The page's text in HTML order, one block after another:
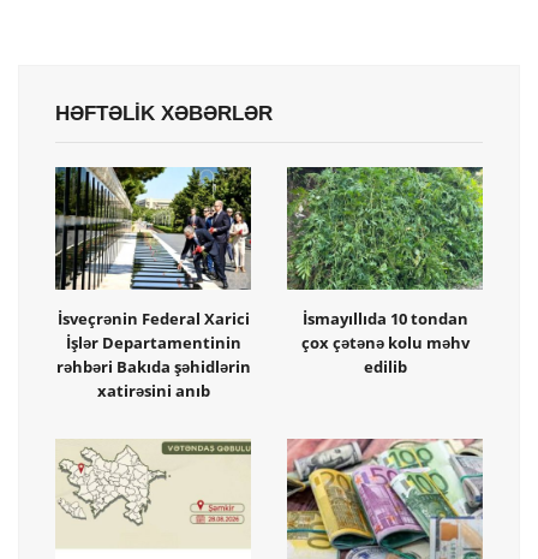
HƏFTƏLİK XƏBƏRLƏR
İsveçrənin Federal Xarici
İşlər Departamentinin
rəhbəri Bakıda şəhidlərin
xatirəsini anıb
İsmayıllıda 10 tondan
çox çətənə kolu məhv
edilib